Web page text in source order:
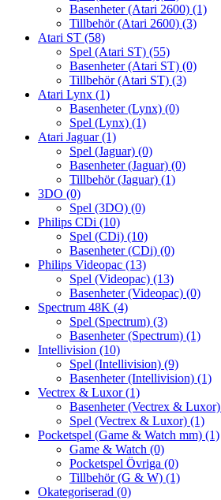
Basenheter (Atari 2600) (1)
Tillbehör (Atari 2600) (3)
Atari ST (58)
Spel (Atari ST) (55)
Basenheter (Atari ST) (0)
Tillbehör (Atari ST) (3)
Atari Lynx (1)
Basenheter (Lynx) (0)
Spel (Lynx) (1)
Atari Jaguar(1)
Spel (Jaguar) (0)
Basenheter (Jaguar) (0)
Tillbehör (Jaguar) (1)
3DO (0)
Spel (3DO) (0)
Philips CDi (10)
Spel (CDi) (10)
Basenheter (CDi) (0)
Philips Videopac (13)
Spel (Videopac) (13)
Basenheter (Videopac) (0)
Spectrum 48K (4)
Spel (Spectrum) (3)
Basenheter (Spectrum) (1)
Intellivision (10)
Spel (Intellivision) (9)
Basenheter (Intellivision) (1)
Vectrex & Luxor(1)
Basenheter (Vectrex & Luxor)
Spel (Vectrex & Luxor) (1)
Pocketspel (Game & Watch mm) (1)
Game & Watch (0)
Pocketspel Övriga (0)
Tillbehör (G & W) (1)
Okategoriserad (0)